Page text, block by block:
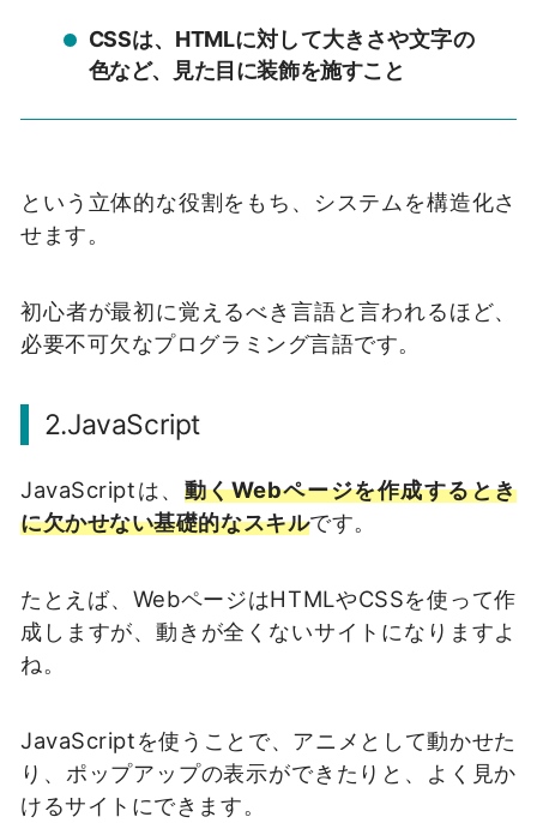
CSSは、HTMLに対して大きさや文字の
色など、見た目に装飾を施すこと
という立体的な役割をもち、システムを構造化さ
せます。
初心者が最初に覚えるべき言語と言われるほど、
必要不可欠なプログラミング言語です。
2.JavaScript
JavaScriptは、 動くWebページを作成するとき
に欠かせない基礎的なスキルです。
たとえば、WebページはHTMLやCSSを使って作
成しますが、動きが全くないサイトになりますよ
ね。
JavaScriptを使うことで、アニメとして動かせた
り、ポップアップの表示ができたりと、よく見か
けるサイトにできます。